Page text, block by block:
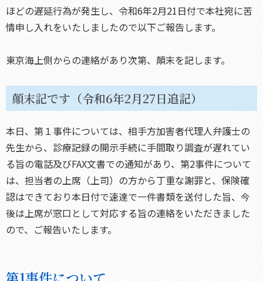
ほどの遅延行為が発生し、令和6年2月21日付で本社宛に苦
情申し入れをいたしましたので以下ご報告します。
東京海上側からの連絡があり次第、顛末を記します。
顛末記です（令和6年2月27日追記）
本日、第１事件については、相手方加害者代理人弁護士の
先生から、診療記録の開示手続に手間取り調査が遅れてい
る旨の電話及びFAX文書での通知があり、第2事件について
は、担当者の上席（上司）の方から丁重な謝罪と、保険確
認はできており本日付で速達で一件書類を送付した旨、今
後は上席が窓口として対応する旨の連絡をいただきました
ので、ご報告いたします。